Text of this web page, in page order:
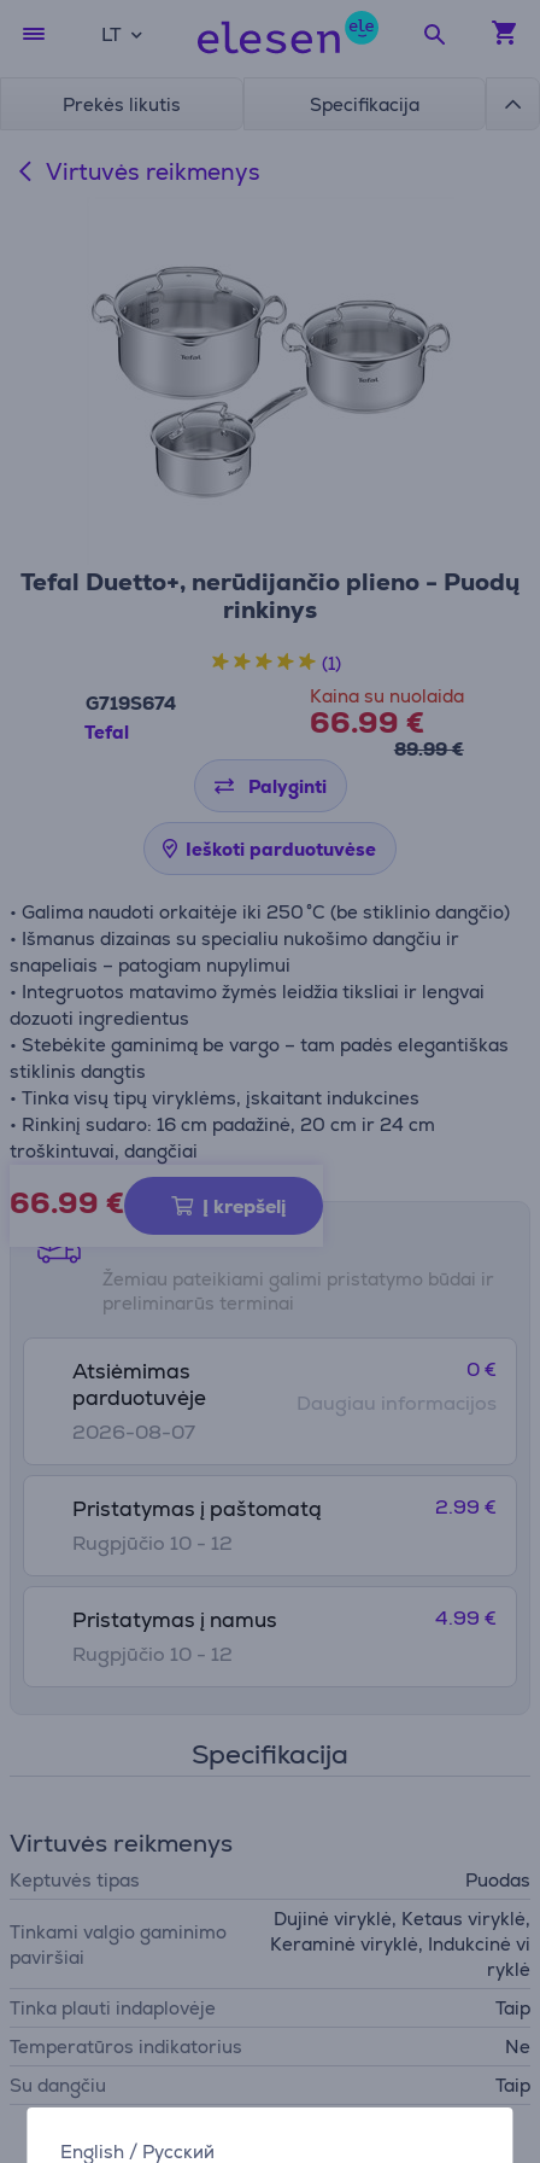
English / Русский
LT
Prekės likutis Specifikacija
Virtuvės reikmenys
Tefal Duetto+, nerūdijančio plieno - Puodų
rinkinys
G719S674
Tefal
Kaina su nuolaida
66.99 €
89.99 €
(1)
Palyginti
Ieškoti parduotuvėse
• Galima naudoti orkaitėje iki 250 °C (be stiklinio dangčio)
• Išmanus dizainas su specialiu nukošimo dangčiu ir
snapeliais – patogiam nupylimui
• Integruotos matavimo žymės leidžia tiksliai ir lengvai
dozuoti ingredientus
• Stebėkite gaminimą be vargo – tam padės elegantiškas
stiklinis dangtis
• Tinka visų tipų viryklėms, įskaitant indukcines
• Rinkinį sudaro: 16 cm padažinė, 20 cm ir 24 cm
troškintuvai, dangčiai
66.99 € Į krepšelį
Pristatymo būdai
Žemiau pateikiami galimi pristatymo būdai ir
preliminarūs terminai
Atsiėmimas
parduotuvėje
2026-08-07
0 €
Daugiau informacijos
Pristatymas į paštomatą
Rugpjūčio 10 - 12
2.99 €
Pristatymas į namus
Rugpjūčio 10 - 12
4.99 €
Specifikacija
Virtuvės reikmenys
Keptuvės tipas Puodas
Tinkami valgio gaminimo
paviršiai
Dujinė viryklė, Ketaus viryklė,
Keraminė viryklė, Indukcinė vi
ryklė
Tinka plauti indaplovėje
Taip
Temperatūros indikatorius
Ne
Su dangčiu
Taip